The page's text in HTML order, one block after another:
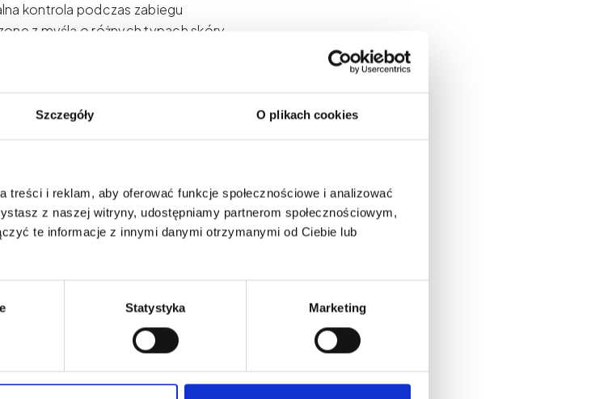
Szczegóły O plikach cookies
i reklam, aby oferować funkcje społecznościowe i analizować
z naszej witryny, udostępniamy partnerom społecznościowym,
te informacje z innymi danymi otrzymanymi od Ciebie lub
Statystyka Marketing
kontrola podczas zabiegu
z myślą o różnych typach skóry
– Tam, gdzie zaczyna się piękno.
warto wiedzieć?